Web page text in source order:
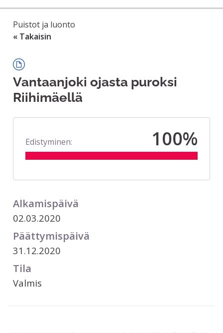
Puistot ja luonto
« Takaisin
Vantaanjoki ojasta puroksi
Riihimäellä
Edistyminen: 100%
Alkamispäivä
02.03.2020
Päättymispäivä
31.12.2020
Tila
Valmis